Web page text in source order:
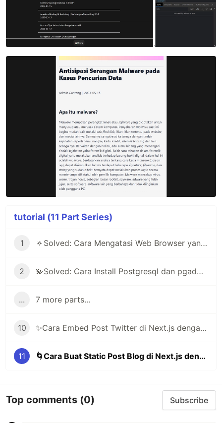
tutorial (11 Part Series)
1 🔅Solved: Cara Mengatasi Web Browser yang Selalu Minta Login Akun
2 💫Solved: Cara Install Postgresql dan pgadmin di Arch Linux | Manjaro
... 7 more parts...
10 ✨Cara Embed Post Twitter di Next.js dengan Library react-tweet
11 🌀Cara Buat Static Post Blog di Next.js dengan Markdown File
Top comments (0) Subscribe